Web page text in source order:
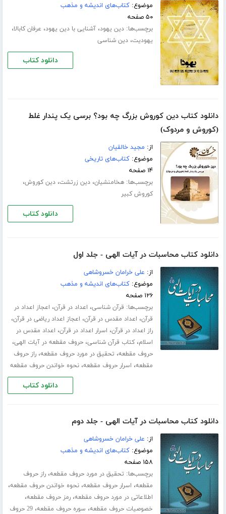
موضوع:کتاب‌های اندیشه و مذهب
۵۰ صفحه
برچسب‌ها:دین یهود،آشنایی با دین یهود، عرفان کابالا،
یهودیت،دین شناسی
دانلود کتاب
دانلود کتاب دین کوروش بزرگ چه بود؟ برسی یک پندار غلط
(کوروش و مردوک)
از: مجید خالقیان
موضوع:کتاب‌های تاریخی
۱۴ صفحه
برچسب‌ها:هخامنشیان،دین زرتشت،دین کوروش،
کوروش کبیر
دانلود کتاب
دانلود کتاب محاسبات در آیات الهی - جلد اول
از: علی خرامان خسروشاهی
موضوع:کتاب‌های اندیشه و مذهب
۱۲۶ صفحه
برچسب‌ها: قرآن شناسی، اعداد در قرآن، اعجاز اعداد در
قرآن، اعداد مقدس در قرآن، اعجاز اعداد ریاضی در قرآن،
راز اعداد در قرآن، اسرار اعداد در قرآن، اعداد مقدس در
اسلام،کتاب قرآن شناسی،حروف مقطعه در آیات الهی،
حروف مقطعه، تحقیق در مورد حروف مقطعه،راز حروف
مقطعه، اسرار حروف مقطعه،نحوه خواندن حروف مقطعه
دانلود کتاب
دانلود کتاب محاسبات در آیات الهی - جلد دوم
از: علی خرامان خسروشاهی
موضوع:کتاب‌های اندیشه و مذهب
۱۵۸ صفحه
برچسب‌ها: تحقیق در مورد حروف مقطعه،راز حروف
مقطعه، اسرار حروف مقطعه،نحوه خواندن حروف مقطعه،
اطلاعاتی در مورد حروف مقطعه،رمز حروف مقطعه،
خصوصیات حروف مقطعه، سوره حروف مقطعه،
29 حروف